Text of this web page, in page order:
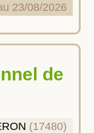
23/08/2026
(17480)